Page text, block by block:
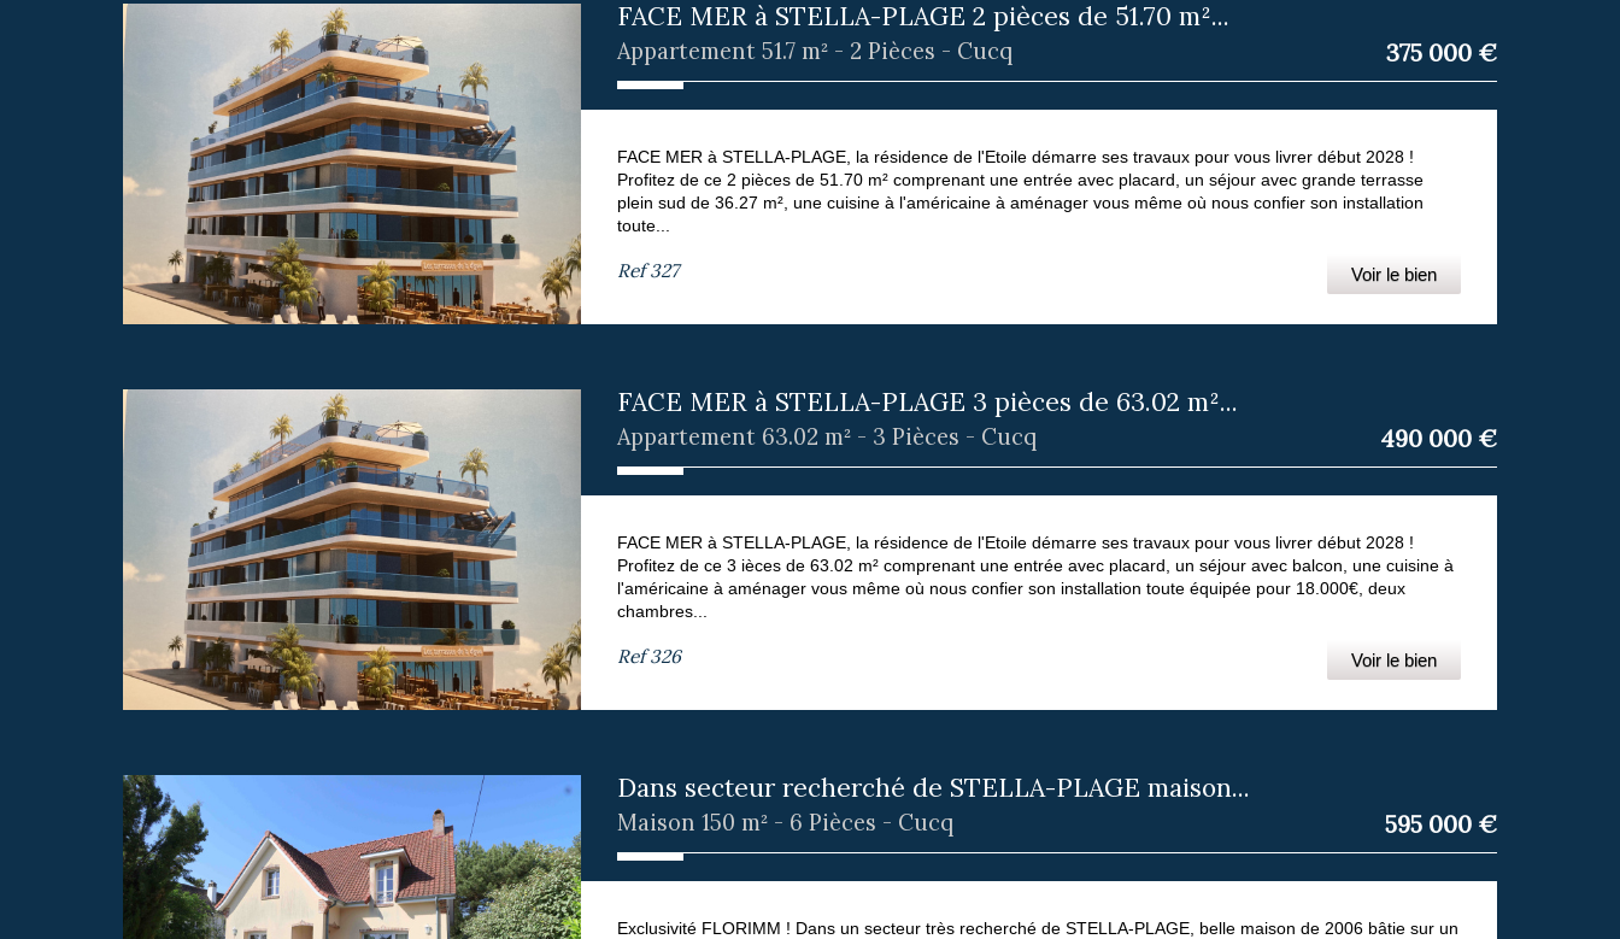
FACE MER à STELLA-PLAGE 2 pièces de 51.70 m²...
Appartement 51.7 m² - 2 Pièces - Cucq 375 000 €
FACE MER à STELLA-PLAGE, la résidence de l'Etoile démarre ses travaux pour vous livrer début 2028 !
Profitez de ce 2 pièces de 51.70 m² comprenant une entrée avec placard, un séjour avec grande terrasse
plein sud de 36.27 m², une cuisine à l'américaine à aménager vous même où nous confier son installation
toute...
Ref327 Voir le bien
FACE MER à STELLA-PLAGE 3 pièces de 63.02 m²...
Appartement 63.02 m² - 3 Pièces - Cucq 490 000 €
FACE MER à STELLA-PLAGE, la résidence de l'Etoile démarre ses travaux pour vous livrer début 2028 !
Profitez de ce 3 ièces de 63.02 m² comprenant une entrée avec placard, un séjour avec balcon, une cuisine à
l'américaine à aménager vous même où nous confier son installation toute équipée pour 18.000€, deux
chambres...
Ref326 Voir le bien
Dans secteur recherché de STELLA-PLAGE maison...
Maison 150 m² - 6 Pièces - Cucq 595 000 €
Exclusivité FLORIMM ! Dans un secteur très recherché de STELLA-PLAGE, belle maison de 2006 bâtie sur un